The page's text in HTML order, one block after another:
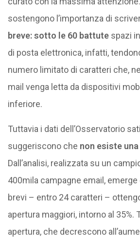
sostengono l’importanza di
breve: sotto le 60 battutespazi
di posta elettronica, infatti,
numero limitato di caratteri che,
mail venga letta da dispositivi
inferiore.
Tuttavia i dati dell’Osservatorio
suggeriscono che non esiste
Dall’analisi, realizzata su un
400mila campagne email,
brevi – entro 24 caratteri –
apertura maggiori, intorno al 35%.
apertura, che decrescono